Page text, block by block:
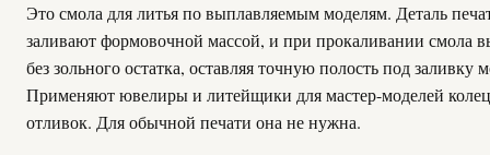
Это смола для литья по выплавляемым моделям. Деталь
заливают формовочной массой, и при прокаливании смола
без зольного остатка, оставляя точную полость под заливку
Применяют ювелиры и литейщики для мастер-моделей
отливок. Для обычной печати она не нужна.